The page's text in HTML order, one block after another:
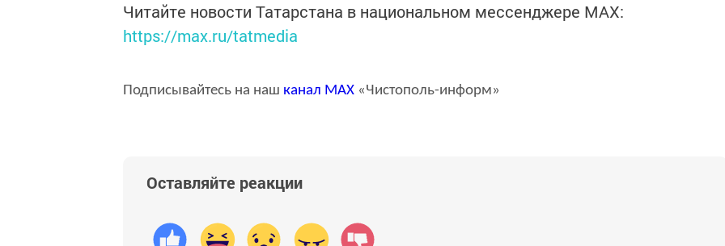
Читайте новости Татарстана в национальном мессенджере MАХ:
https://max.ru/tatmedia
Подписывайтесь на наш канал MAX «Чистополь-информ»
Оставляйте реакции